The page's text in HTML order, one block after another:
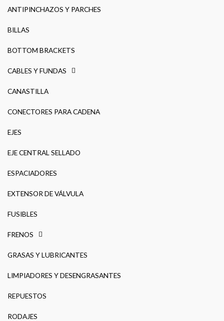
ANTIPINCHAZOS Y PARCHES
BILLAS
BOTTOM BRACKETS
CABLES Y FUNDAS
CANASTILLA
CONECTORES PARA CADENA
EJES
EJE CENTRAL SELLADO
ESPACIADORES
EXTENSOR DE VÁLVULA
FUSIBLES
FRENOS
GRASAS Y LUBRICANTES
LIMPIADORES Y DESENGRASANTES
REPUESTOS
RODAJES